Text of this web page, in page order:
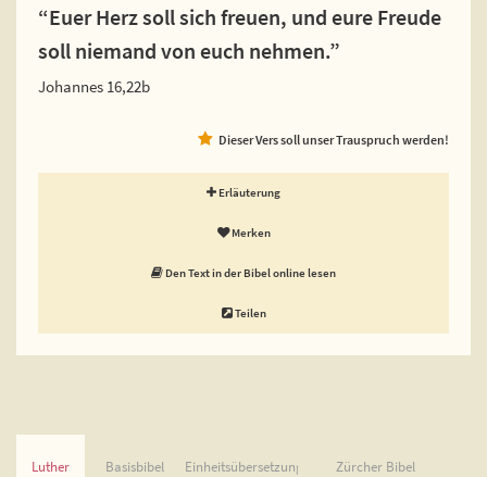
“Euer Herz soll sich freuen, und eure Freude
soll niemand von euch nehmen.”
Johannes 16,22b
Dieser Vers soll unser Trauspruch werden!
Erläuterung
Merken
Den Text in der Bibel online lesen
Teilen
Luther Basisbibel Einheitsübersetzung Zürcher Bibel